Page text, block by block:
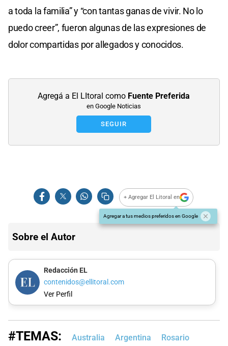
a toda la familia” y “con tantas ganas de vivir. No lo
puedo creer”, fueron algunas de las expresiones de
dolor compartidas por allegados y conocidos.
Agregá a El LItoral como Fuente Preferida
en Google Noticias
SEGUIR
+ Agregar El Litoral en
Agregar a tus medios preferidos en Google
Sobre el Autor
Redacción EL
contenidos@ellitoral.com
Ver Perfil
#TEMAS: Australia Argentina Rosario